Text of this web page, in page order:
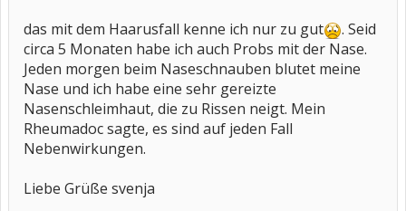
das mit dem Haarusfall kenne ich nur zu gut
. Seid
circa 5 Monaten habe ich auch Probs mit der Nase.
Jeden morgen beim Naseschnauben blutet meine
Nase und ich habe eine sehr gereizte
Nasenschleimhaut, die zu Rissen neigt. Mein
Rheumadoc sagte, es sind auf jeden Fall
Nebenwirkungen.
Liebe Grüße svenja